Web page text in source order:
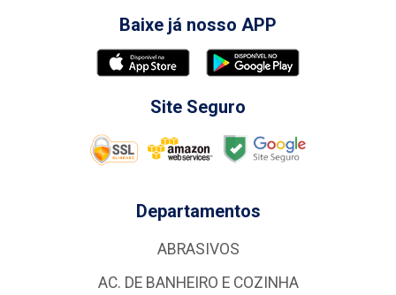
Baixe já nosso APP
Site Seguro
Departamentos
ABRASIVOS
AC. DE BANHEIRO E COZINHA